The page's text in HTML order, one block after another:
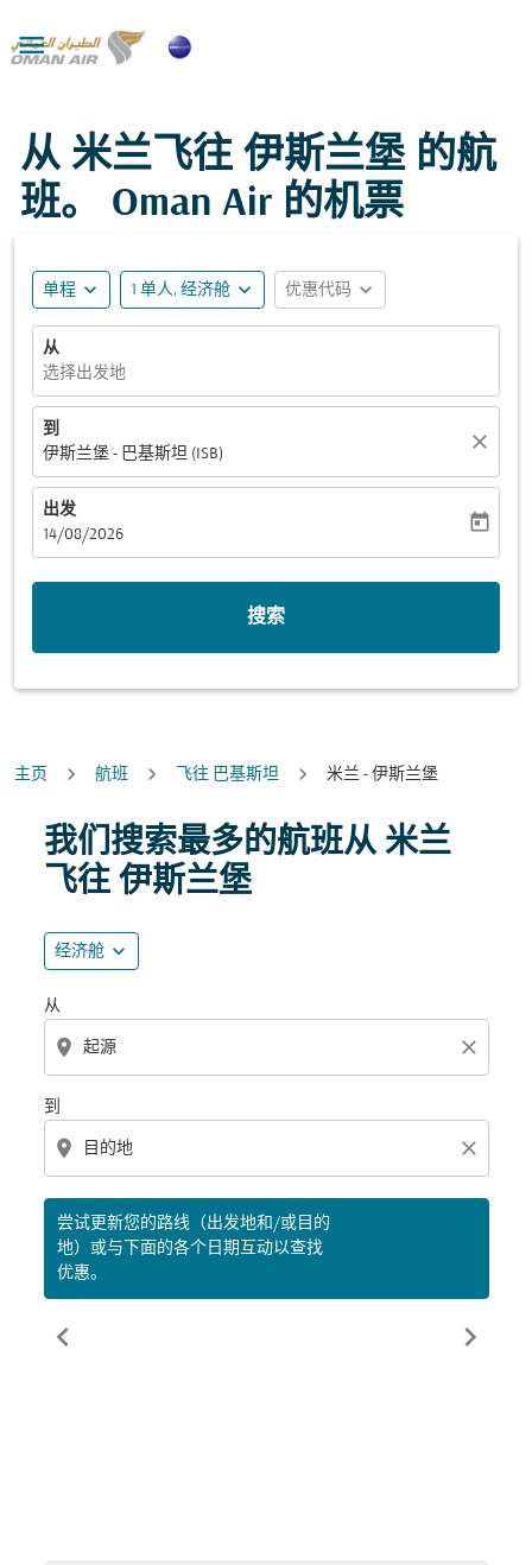

从 米兰飞往 伊斯兰堡 的航
班。 Oman Air 的机票
单程 expand_more 1 单人, 经济舱 expand_more 优惠代码 expand_more
从
选择出发地
到
伊斯兰堡 - 巴基斯坦 (ISB)
close
出发
fc-booking-departure-date-aria-label
14/08/2026
today
搜索
主页 航班 飞往 巴基斯坦 米兰 - 伊斯兰堡
我们搜索最多的航班从 米兰
飞往 伊斯兰堡
经济舱 expand_more
从
location_on close
到
location_on close
尝试更新您的路线（出发地和/或目的
地）或与下面的各个日期互动以查找
优惠。
尝试更新您的路线（出发地和/或目的地）或与下面的各
chevron_left chevron_right